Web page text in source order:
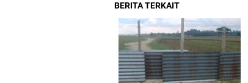
BERITA TERKAIT